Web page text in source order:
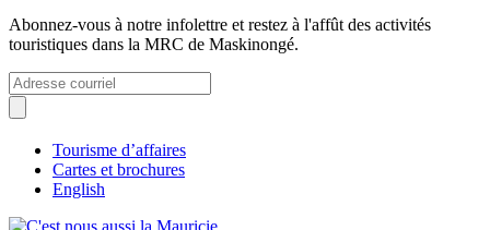
Abonnez-vous à notre infolettre et restez à l'affût des activités
touristiques dans la MRC de Maskinongé.
Tourisme d’affaires
Cartes et brochures
English